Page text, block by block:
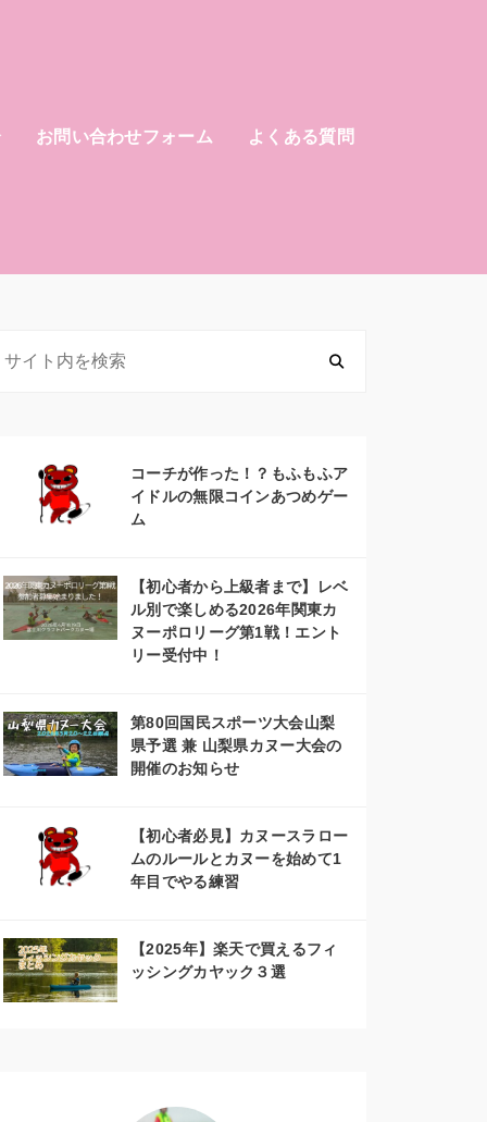
お問い合わせフォーム よくある質問
コーチが作った！？もふもふア
イドルの無限コインあつめゲー
ム
【初心者から上級者まで】レベ
ル別で楽しめる2026年関東カ
ヌーポロリーグ第1戦！エント
リー受付中！
第80回国民スポーツ大会山梨
県予選 兼 山梨県カヌー大会の
開催のお知らせ
【初心者必見】カヌースラロー
ムのルールとカヌーを始めて1
年目でやる練習
【2025年】楽天で買えるフィ
ッシングカヤック３選